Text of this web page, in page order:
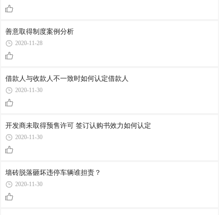
善意取得制度案例分析
2020-11-28
借款人与收款人不一致时如何认定借款人
2020-11-30
开发商未取得预售许可 签订认购书效力如何认定
2020-11-30
墙砖脱落砸坏违停车辆谁担责？
2020-11-30